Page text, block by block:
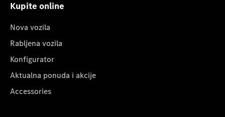
Kupite online
Nova vozila
Rabljena vozila
Konfigurator
Aktualna ponuda i akcije
Accessories